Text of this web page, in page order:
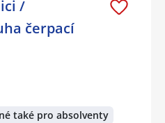
/
čerpací
také pro absolventy